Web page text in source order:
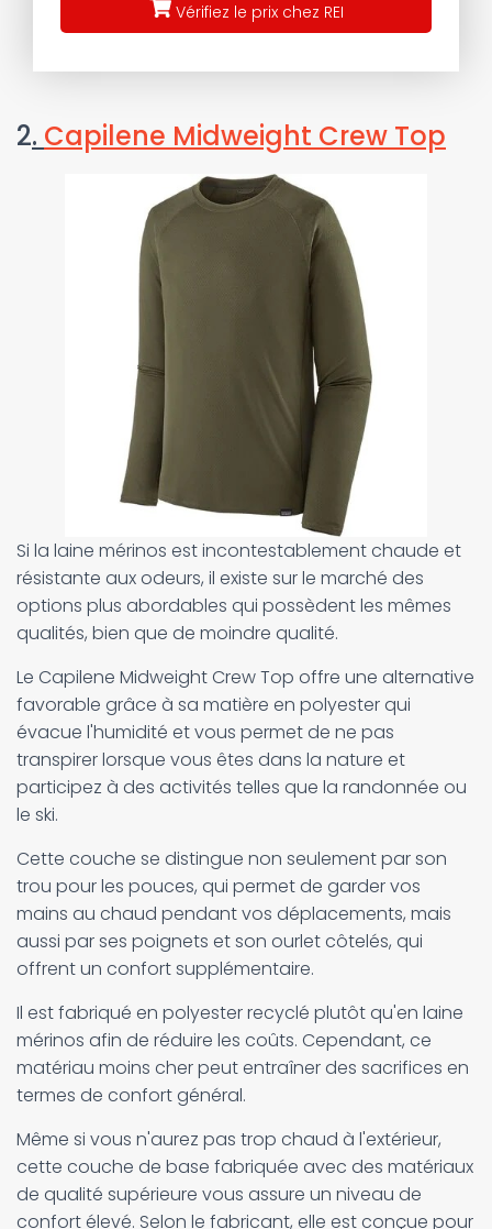
Vérifiez le prix chez REI
2. Capilene Midweight Crew Top
Si la laine mérinos est incontestablement chaude et
résistante aux odeurs, il existe sur le marché des
options plus abordables qui possèdent les mêmes
qualités, bien que de moindre qualité.
Le Capilene Midweight Crew Top offre une alternative
favorable grâce à sa matière en polyester qui
évacue l'humidité et vous permet de ne pas
transpirer lorsque vous êtes dans la nature et
participez à des activités telles que la randonnée ou
le ski.
Cette couche se distingue non seulement par son
trou pour les pouces, qui permet de garder vos
mains au chaud pendant vos déplacements, mais
aussi par ses poignets et son ourlet côtelés, qui
offrent un confort supplémentaire.
Il est fabriqué en polyester recyclé plutôt qu'en laine
mérinos afin de réduire les coûts. Cependant, ce
matériau moins cher peut entraîner des sacrifices en
termes de confort général.
Même si vous n'aurez pas trop chaud à l'extérieur,
cette couche de base fabriquée avec des matériaux
de qualité supérieure vous assure un niveau de
confort élevé. Selon le fabricant, elle est conçue pour